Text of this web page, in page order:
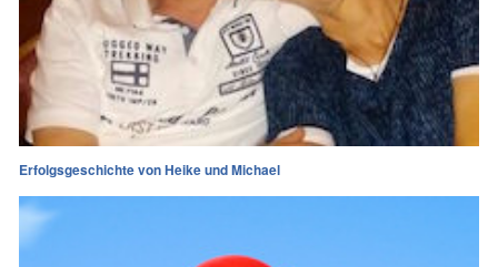
Erfolgsgeschichte von Heike und Michael